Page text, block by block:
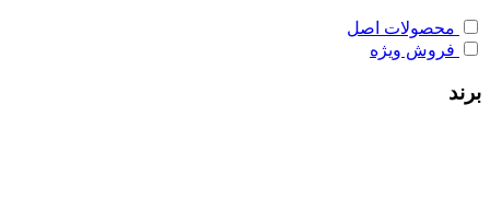
محصولات اصل
فروش ویژه
برند